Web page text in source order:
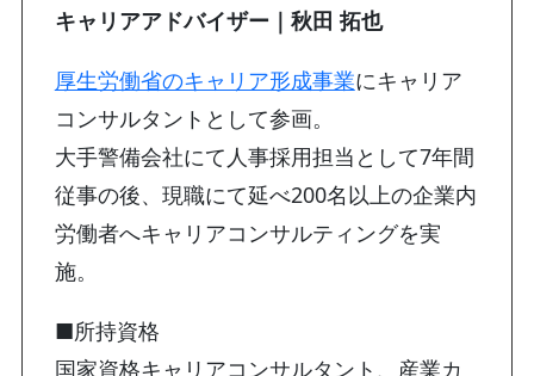
キャリアアドバイザー｜秋田 拓也
厚生労働省のキャリア形成事業にキャリア
コンサルタントとして参画。
大手警備会社にて人事採用担当として7年間
従事の後、現職にて延べ200名以上の企業内
労働者へキャリアコンサルティングを実
施。
■所持資格
国家資格キャリアコンサルタント、産業カ